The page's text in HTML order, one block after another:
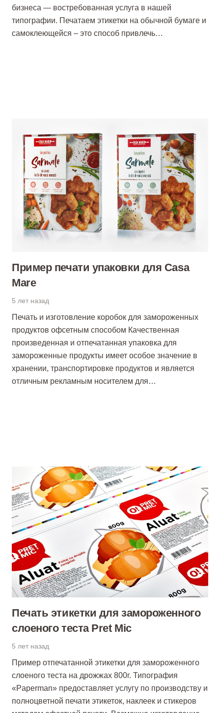
бизнеса — востребованная услуга в нашей
типографии. Печатаем этикетки на обычной бумаге и
самоклеющейся – это способ привлечь…
Пример печати упаковки для Casa
Mare
5 лет назад
Печать и изготовление коробок для замороженных
продуктов офсетным способом Качественная
произведенная и отпечатанная упаковка для
замороженные продукты имеет особое значение в
хранении, транспортировке продуктов и является
отличным рекламным носителем для…
Печать этикетки для замороженного
слоеного теста Pret Mic
5 лет назад
Пример отпечатанной этикетки для замороженного
слоеного теста на дрожжах 800г. Типография
«Paperman» предоставляет услугу по производству и
полноцветной печати этикеток, наклеек и стикеров